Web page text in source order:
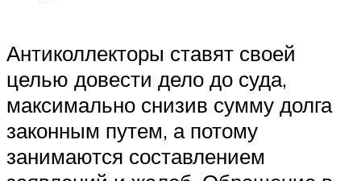
Антиколлекторы ставят своей
целью довести дело до суда,
максимально снизив сумму долга
законным путем, а потому
занимаются составлением